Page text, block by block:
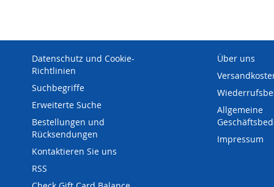
Datenschutz und Cookie-
Richtlinien
Suchbegriffe
Erweiterte Suche
Bestellungen und
Rücksendungen
Kontaktieren Sie uns
RSS
Über uns
Allgemeine
Impressum